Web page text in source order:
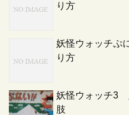
り方
妖怪ウォッチぷ
り方
妖怪ウォッチ3
肢